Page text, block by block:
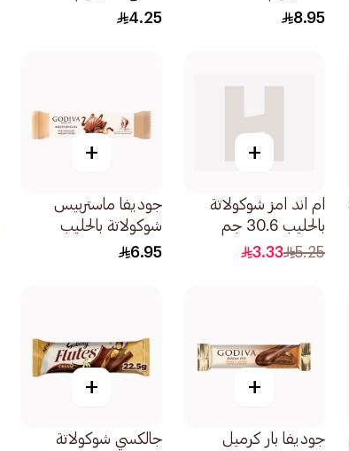
8.95
4.25
+
ام اند امز شوكولاتة
بالحليب 30.6 جم
5.25
3.33
+
جوديفا ماستربيس
شوكولاتة بالحليب
بحشوة برالين 30 جم
6.95
+
جوديفا بار كرميل
+
جالكسي شوكولاتة